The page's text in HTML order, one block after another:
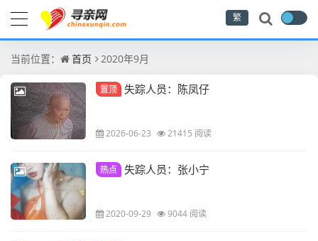
繁
当前位置： 首页 2020年9月
置顶 失踪人员：陈凤仔
2026-06-23 21415 阅读
热点 失踪人员：张小宁
2020-09-29 9044 阅读